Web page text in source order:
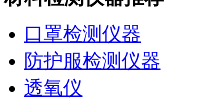
口罩检测仪器
防护服检测仪器
透氧仪